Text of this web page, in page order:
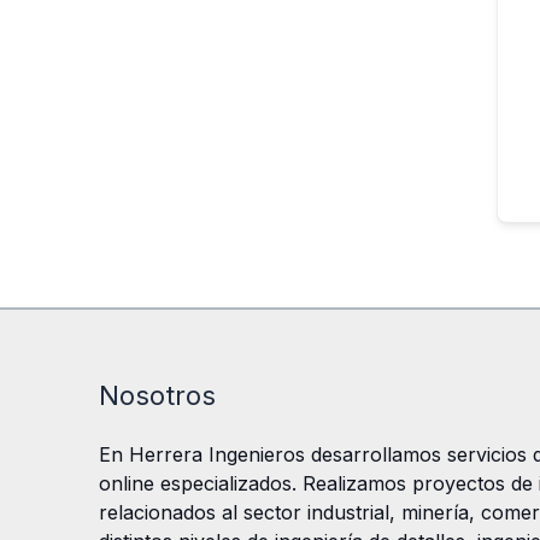
Nosotros
En Herrera Ingenieros desarrollamos servicios
online especializados. Realizamos proyectos
relacionados al sector industrial, minería,